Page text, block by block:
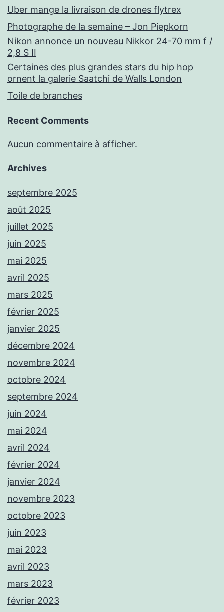
Uber mange la livraison de drones flytrex
Photographe de la semaine – Jon Piepkorn
Nikon annonce un nouveau Nikkor 24-70 mm f /
2,8 S II
Certaines des plus grandes stars du hip hop
ornent la galerie Saatchi de Walls London
Toile de branches
Recent Comments
Aucun commentaire à afficher.
Archives
septembre 2025
août 2025
juillet 2025
juin 2025
mai 2025
avril 2025
mars 2025
février 2025
janvier 2025
décembre 2024
novembre 2024
octobre 2024
septembre 2024
juin 2024
mai 2024
avril 2024
février 2024
janvier 2024
novembre 2023
octobre 2023
juin 2023
mai 2023
avril 2023
mars 2023
février 2023